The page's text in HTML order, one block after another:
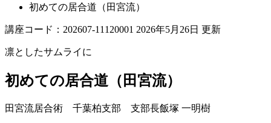
初めての居合道（田宮流）
講座コード：202607-11120001 2026年5月26日 更新
凛としたサムライに
初めての居合道（田宮流）
田宮流居合術 千葉柏支部 支部長飯塚 一明樹